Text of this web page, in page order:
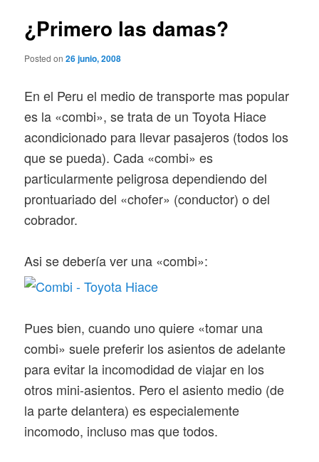
g
ó
n
d
e
e
t
r
s
¿Primero las damas?
Posted on26 junio, 2008
En el Peru el medio de transporte mas popular
es la «combi», se trata de un Toyota Hiace
acondicionado para llevar pasajeros (todos los
que se pueda). Cada «combi» es
particularmente peligrosa dependiendo del
prontuariado del «chofer» (conductor) o del
cobrador.
Asi se debería ver una «combi»:
Pues bien, cuando uno quiere «tomar una
combi» suele preferir los asientos de adelante
para evitar la incomodidad de viajar en los
otros mini-asientos. Pero el asiento medio (de
la parte delantera) es especialemente
incomodo, incluso mas que todos.